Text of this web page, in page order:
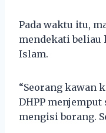
Pada waktu itu,
mendekati beliau
Islam.
“Seorang kawan
DHPP
mengisi borang.